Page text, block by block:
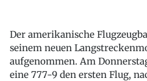
Der amerikanische
seinem neuen
aufgenommen. Am
eine 777-9 den ersten Flug,